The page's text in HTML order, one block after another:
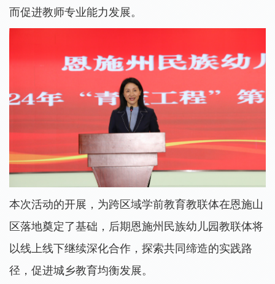
而促进教师专业能力发展。
本次活动的开展，为跨区域学前教育教联体在恩施山
区落地奠定了基础， 后期恩施州民族幼儿园教联体将
以线上线下继续深化合作，探索共同缔造的实践路
径，促进城乡教育均衡发展。